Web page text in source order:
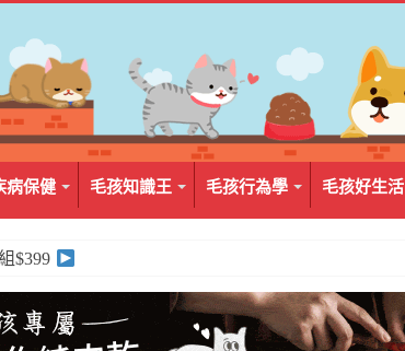
病保健 毛孩知識王 毛孩行為學 毛孩好生活
$399